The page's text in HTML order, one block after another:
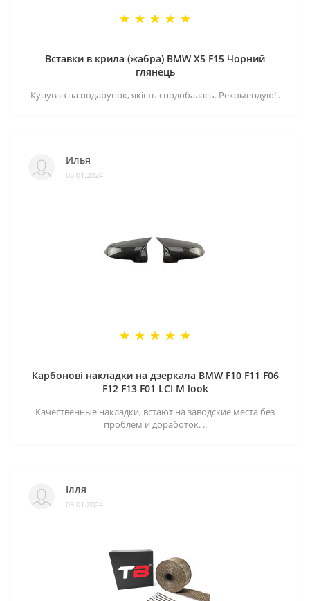
Вставки в крила (жабра) BMW X5 F15 Чорний
глянець
Купував на подарунок, якість сподобалась. Рекомендую!..
Илья
08.01.2024
Карбонові накладки на дзеркала BMW F10 F11 F06
F12 F13 F01 LCI M look
Качественные накладки, встают на заводские места без
проблем и доработок. ..
Ілля
05.01.2024